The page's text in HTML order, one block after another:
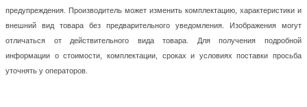
предупреждения. Производитель может изменить комплектацию, характеристики и
внешний вид товара без предварительного уведомления. Изображения могут
отличаться от действительного вида товара. Для получения подробной
информации о стоимости, комплектации, сроках и условиях поставки просьба
уточнять у операторов.